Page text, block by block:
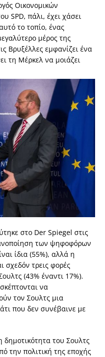
Οικονομικών
SPD, πάλι, έχει χάσει
το τοπίο, ένας
μέρος της
Βρυξέλλες εμφανίζει ένα
τη Μέρκελ να μοιάζει
στο Der Spiegel στις
των ψηφοφόρων
ίδια (55%), αλλά η
σχεδόν τρεις φορές
(43% έναντι 17%).
να
τον Σουλτς μια
που δεν συνέβαινε με
του Σουλτς
την πολιτική της εποχής